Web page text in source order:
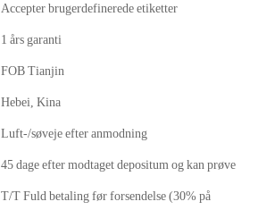
Accepter brugerdefinerede etiketter
1 års garanti
FOB Tianjin
Hebei, Kina
Luft-/søveje efter anmodning
45 dage efter modtaget depositum og kan prøve
T/T Fuld betaling før forsendelse (30% på